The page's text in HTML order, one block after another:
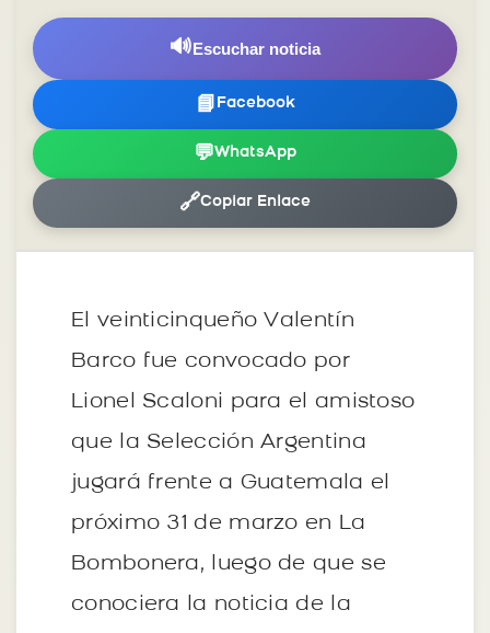
🔊Escuchar noticia
📘 Facebook
💬WhatsApp
🔗Copiar Enlace
El veinticinqueño Valentín
Barco fue convocado por
Lionel Scaloni para el amistoso
que la Selección Argentina
jugará frente a Guatemala el
próximo 31 de marzo en La
Bombonera, luego de que se
conociera la noticia de la